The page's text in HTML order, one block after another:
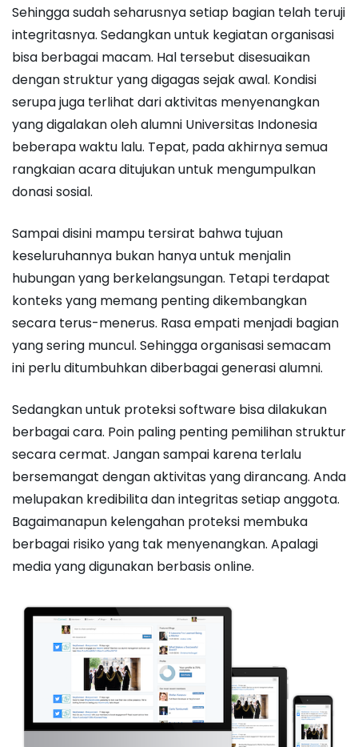
Sehingga sudah seharusnya setiap bagian telah teruji
integritasnya. Sedangkan untuk kegiatan organisasi
bisa berbagai macam. Hal tersebut disesuaikan
dengan struktur yang digagas sejak awal. Kondisi
serupa juga terlihat dari aktivitas menyenangkan
yang digalakan oleh alumni Universitas Indonesia
beberapa waktu lalu. Tepat, pada akhirnya semua
rangkaian acara ditujukan untuk mengumpulkan
donasi sosial.
Sampai disini mampu tersirat bahwa tujuan
keseluruhannya bukan hanya untuk menjalin
hubungan yang berkelangsungan. Tetapi terdapat
konteks yang memang penting dikembangkan
secara terus-menerus. Rasa empati menjadi bagian
yang sering muncul. Sehingga organisasi semacam
ini perlu ditumbuhkan diberbagai generasi alumni.
Sedangkan untuk proteksi software bisa dilakukan
berbagai cara. Poin paling penting pemilihan struktur
secara cermat. Jangan sampai karena terlalu
bersemangat dengan aktivitas yang dirancang. Anda
melupakan kredibilita dan integritas setiap anggota.
Bagaimanapun kelengahan proteksi membuka
berbagai risiko yang tak menyenangkan. Apalagi
media yang digunakan berbasis online.